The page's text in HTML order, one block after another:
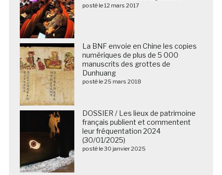
posté le 12 mars 2017
La BNF envoie en Chine les copies
numériques de plus de 5 000
manuscrits des grottes de
Dunhuang
posté le 25 mars 2018
DOSSIER / Les lieux de patrimoine
français publient et commentent
leur fréquentation 2024
(30/01/2025)
posté le 30 janvier 2025